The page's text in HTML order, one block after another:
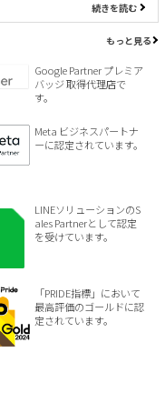
続きを読む
もっと見る
Google Partner プレミア
バッジ 取得代理店で
す。
Meta ビジネスパートナ
ーに認定されています。
LINEソリューションのS
ales Partnerとして認定
を受けています。
「PRIDE指標」において
最高評価のゴールドに認
定されています。